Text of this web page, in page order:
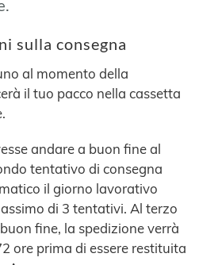
sulla consegna
al momento della
il tuo pacco nella cassetta
andare a buon fine al
tentativo di consegna
il giorno lavorativo
di 3 tentativi. Al terzo
fine, la spedizione verrà
ore prima di essere restituita